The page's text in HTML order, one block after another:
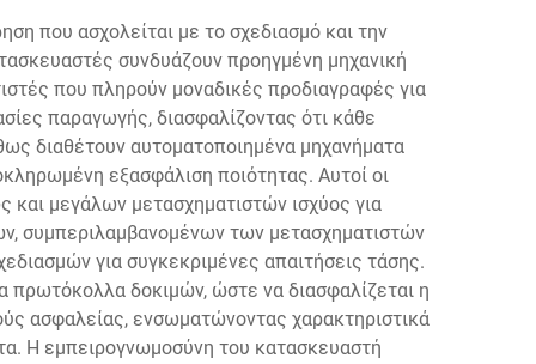
που ασχολείται με το σχεδιασμό και την
συνδυάζουν προηγμένη μηχανική
που πληρούν μοναδικές προδιαγραφές για
παραγωγής, διασφαλίζοντας ότι κάθε
διαθέτουν αυτοματοποιημένα μηχανήματα
εξασφάλιση ποιότητας. Αυτοί οι
μεγάλων μετασχηματιστών ισχύος για
συμπεριλαμβανομένων των μετασχηματιστών
για συγκεκριμένες απαιτήσεις τάσης.
πρωτόκολλα δοκιμών, ώστε να διασφαλίζεται η
ασφαλείας, ενσωματώνοντας χαρακτηριστικά
Η εμπειρογνωμοσύνη του κατασκευαστή